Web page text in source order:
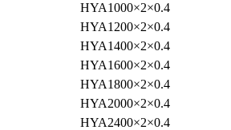
HYA1000×2×0.4
HYA1200×2×0.4
HYA1400×2×0.4
HYA1600×2×0.4
HYA1800×2×0.4
HYA2000×2×0.4
HYA2400×2×0.4